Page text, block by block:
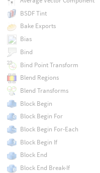
BSDF Tint
Bake Exports
Bias
Bind
Bind Point Transform
Blend Regions
Blend Transforms
Block Begin
Block Begin For
Block Begin For-Each
Block Begin If
Block End
Block End Break-If